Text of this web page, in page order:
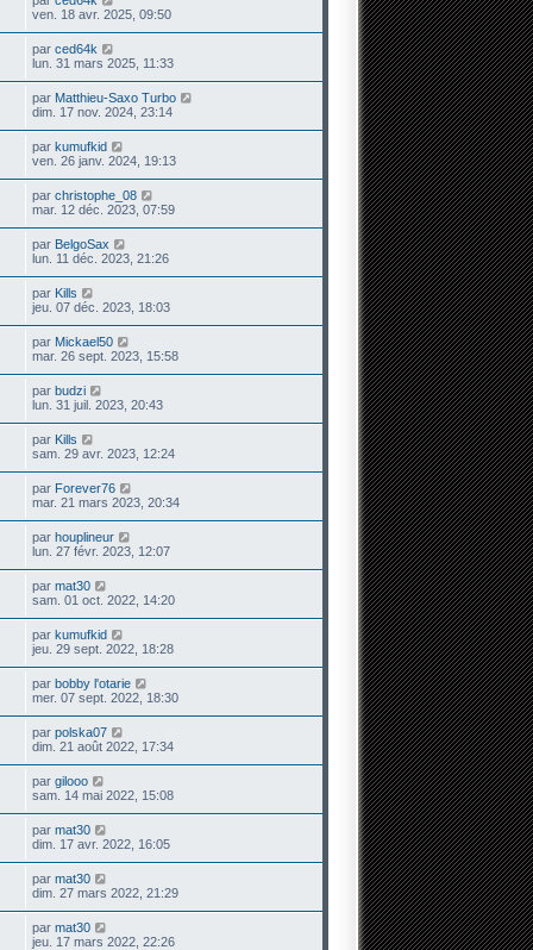
ven. 18 avr. 2025, 09:50
par ced64k
lun. 31 mars 2025, 11:33
par Matthieu-Saxo Turbo
dim. 17 nov. 2024, 23:14
par kumufkid
ven. 26 janv. 2024, 19:13
par christophe_08
mar. 12 déc. 2023, 07:59
par BelgoSax
lun. 11 déc. 2023, 21:26
par Kills
jeu. 07 déc. 2023, 18:03
par Mickael50
mar. 26 sept. 2023, 15:58
par budzi
lun. 31 juil. 2023, 20:43
par Kills
sam. 29 avr. 2023, 12:24
par Forever76
mar. 21 mars 2023, 20:34
par houplineur
lun. 27 févr. 2023, 12:07
par mat30
sam. 01 oct. 2022, 14:20
par kumufkid
jeu. 29 sept. 2022, 18:28
par bobby l'otarie
mer. 07 sept. 2022, 18:30
par polska07
dim. 21 août 2022, 17:34
par gilooo
sam. 14 mai 2022, 15:08
par mat30
dim. 17 avr. 2022, 16:05
par mat30
dim. 27 mars 2022, 21:29
par mat30
jeu. 17 mars 2022, 22:26